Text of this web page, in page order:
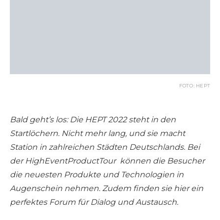
FOTO: HEPT
Bald geht’s los: Die HEPT 2022 steht in den
Startlöchern. Nicht mehr lang, und sie macht
Station in zahlreichen Städten Deutschlands. Bei
der HighEventProductTour können die Besucher
die neuesten Produkte und Technologien in
Augenschein nehmen. Zudem finden sie hier ein
perfektes Forum für Dialog und Austausch.